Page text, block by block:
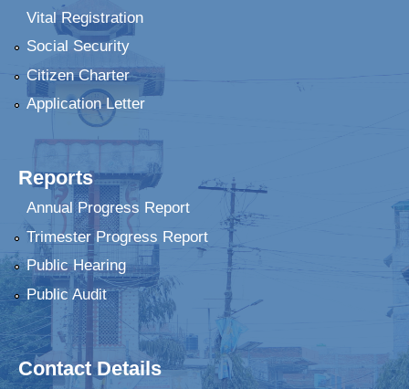
Vital Registration
Social Security
Citizen Charter
Application Letter
Reports
Annual Progress Report
Trimester Progress Report
Public Hearing
Public Audit
Contact Details